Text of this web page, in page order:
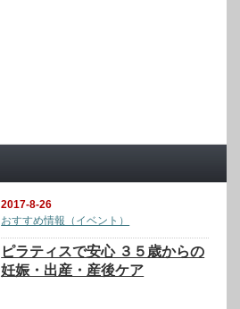
2017-8-26
おすすめ情報（イベント）
ピラティスで安心 ３５歳からの
妊娠・出産・産後ケア